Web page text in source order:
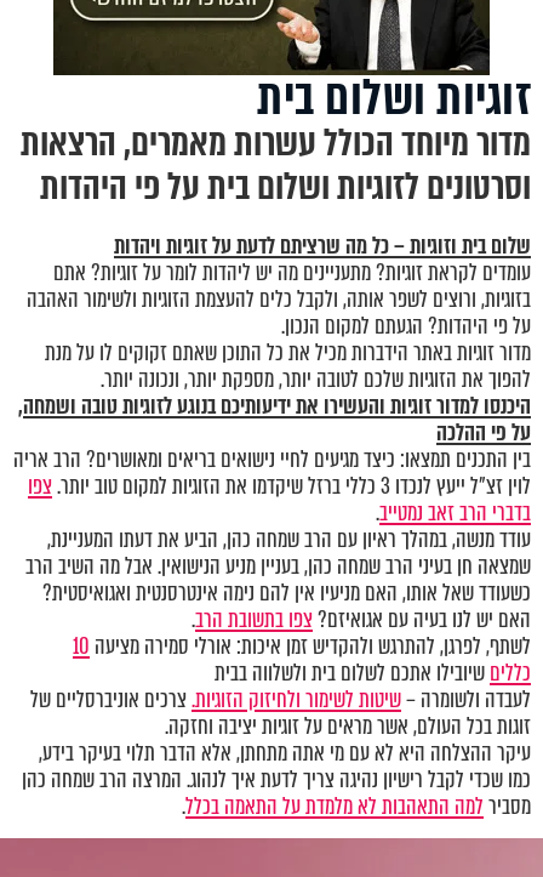
זוגיות ושלום בית
מדור מיוחד הכולל עשרות מאמרים, הרצאות
וסרטונים לזוגיות ושלום בית על פי היהדות
שלום בית וזוגיות – כל מה שרציתם לדעת על זוגיות ויהדות
עומדים לקראת זוגיות? מתעניינים מה יש ליהדות לומר על זוגיות? אתם
בזוגיות, ורוצים לשפר אותה, ולקבל כלים להעצמת הזוגיות ולשימור האהבה
על פי היהדות? הגעתם למקום הנכון.
מדור זוגיות באתר הידברות מכיל את כל התוכן שאתם זקוקים לו על מנת
להפוך את הזוגיות שלכם לטובה יותר, מספקת יותר, ונכונה יותר.
היכנסולמדור זוגיותוהעשירו את ידיעותיכם בנוגע לזוגיות טובה ושמחה,
על פי ההלכה
בין התכנים תמצאו: כיצד מגיעים לחיי נישואים בריאים ומאושרים? הרב אריה
לוין זצ"ל ייעץ לנכדו 3 כללי ברזל שיקדמו את הזוגיות למקום טוב יותר.
צפו
בדברי הרב זאב נמטייב.
עודד מנשה, במהלך ראיון עם הרב שמחה כהן, הביע את דעתו המעניינת,
שמצאה חן בעיני הרב שמחה כהן, בעניין מניע הנישואין. אבל מה השיב הרב
כשעודד שאל אותו, האם מניעיו אין להם נימה אינטרסנטית ואגואיסטית?
האם יש לנו בעיה עם אגואיזם?צפו בתשובת הרב.
לשתף, לפרגן, להתרגש ולהקדיש זמן איכות: אורלי סמירה מציעה 10
כלליםשיובילו אתכם לשלום בית ולשלווה בבית
לעבדה ולשומרה –שיטות לשימור ולחיזוק הזוגיות.צרכים אוניברסליים של
זוגות בכל העולם, אשר מראים על זוגיות יציבה וחזקה.
עיקר ההצלחה היא לא עם מי אתה מתחתן, אלא הדבר תלוי בעיקר בידע,
כמו שכדי לקבל רישיון נהיגה צריך לדעת איך לנהוג. המרצה הרב שמחה כהן
מסבירלמה התאהבות לא מלמדת על התאמה בכלל.